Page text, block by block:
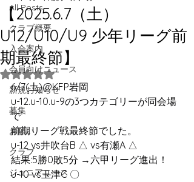
All Posts
クラブ概要
入会案内
会員向けニュース
新規お知らせ
募集
お願い
クラブ
ジュニアユース
【2025.6.7（土）
U12/U10/U9 少年リーグ前
期最終節】
5つ星のうちNaNと評価されています。
6/7(土)@KFP岩岡
u-12.u-10.u-9の3つカテゴリーが同会場
で
前期リーグ戦最終節でした。
u-12 vs井吹台B △ vs有瀬A △
結果:5勝0敗5分 →六甲リーグ進出！
u-10 vs玉津C 〇